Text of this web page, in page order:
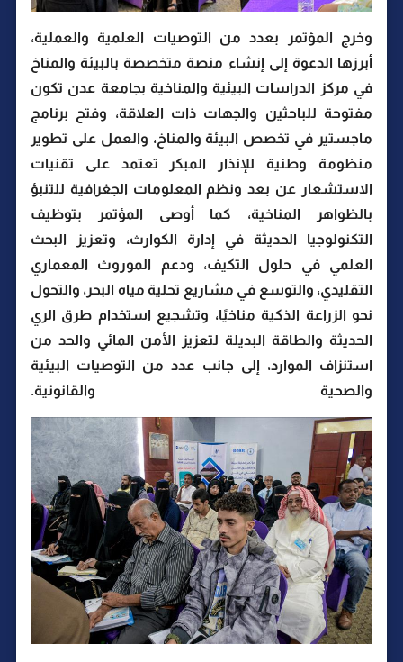
وخرج المؤتمر بعدد من التوصيات العلمية والعملية،
أبرزها الدعوة إلى إنشاء منصة متخصصة بالبيئة والمناخ
في مركز الدراسات البيئية والمناخية بجامعة عدن تكون
مفتوحة للباحثين والجهات ذات العلاقة، وفتح برنامج
ماجستير في تخصص البيئة والمناخ، والعمل على تطوير
منظومة وطنية للإنذار المبكر تعتمد على تقنيات
الاستشعار عن بعد ونظم المعلومات الجغرافية للتنبؤ
بالظواهر المناخية، كما أوصى المؤتمر بتوظيف
التكنولوجيا الحديثة في إدارة الكوارث، وتعزيز البحث
العلمي في حلول التكيف، ودعم الموروث المعماري
التقليدي، والتوسع في مشاريع تحلية مياه البحر، والتحول
نحو الزراعة الذكية مناخيًا، وتشجيع استخدام طرق الري
الحديثة والطاقة البديلة لتعزيز الأمن المائي والحد من
استنزاف الموارد، إلى جانب عدد من التوصيات البيئية
والصحية والقانونية.